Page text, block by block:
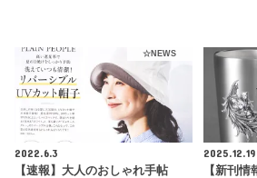
☆NEWS
2022.6.3
【速報】大人のおしゃれ手帖
2025.12.19
【新刊